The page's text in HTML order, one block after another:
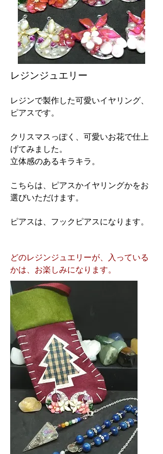
レジンジュエリー
レジンで製作した可愛いイヤリング、
ピアスです。
クリスマスっぽく、可愛いお花で仕上
げてみました。
立体感のあるキラキラ。
こちらは、ピアスかイヤリングかをお
選びいただけます。
ピアスは、フックピアスになります。
どのレジンジュエリーが、入っている
かは、お楽しみになります。